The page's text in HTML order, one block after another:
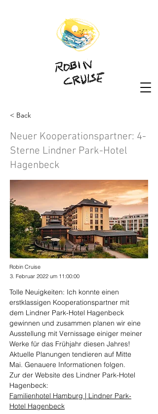
< Back
Neuer Kooperationspartner: 4-
Sterne Lindner Park-Hotel
Hagenbeck
Robin Cruise
3. Februar 2022 um 11:00:00
Tolle Neuigkeiten: Ich konnte einen
erstklassigen Kooperationspartner mit
dem Lindner Park-Hotel Hagenbeck
gewinnen und zusammen planen wir eine
Ausstellung mit Vernissage einiger meiner
Werke für das Frühjahr diesen Jahres!
Aktuelle Planungen tendieren auf Mitte
Mai. Genauere Informationen folgen.
Zur der Website des Lindner Park-Hotel
Hagenbeck:
Familienhotel Hamburg | Lindner Park-
Hotel Hagenbeck